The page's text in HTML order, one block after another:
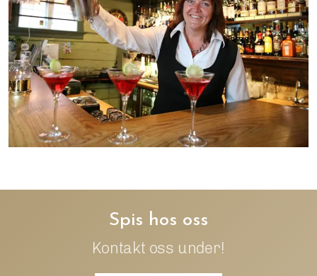
Spis hos oss
Kontakt oss under!